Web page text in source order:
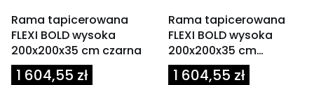
Rama tapicerowana
FLEXI BOLD wysoka
200x200x35 cm czarna
1 604,55 zł
Rama tapicerowana
FLEXI BOLD wysoka
200x200x35 cm
granatowa
1 604,55 zł